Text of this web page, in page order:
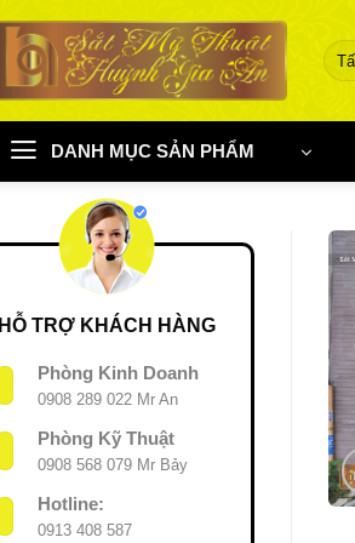
DANH MỤC SẢN PHẨM
HỖ TRỢ KHÁCH HÀNG
Phòng Kinh Doanh
0908 289 022 Mr An
Phòng Kỹ Thuật
0908 568 079 Mr Bảy
Hotline:
0913 408 587